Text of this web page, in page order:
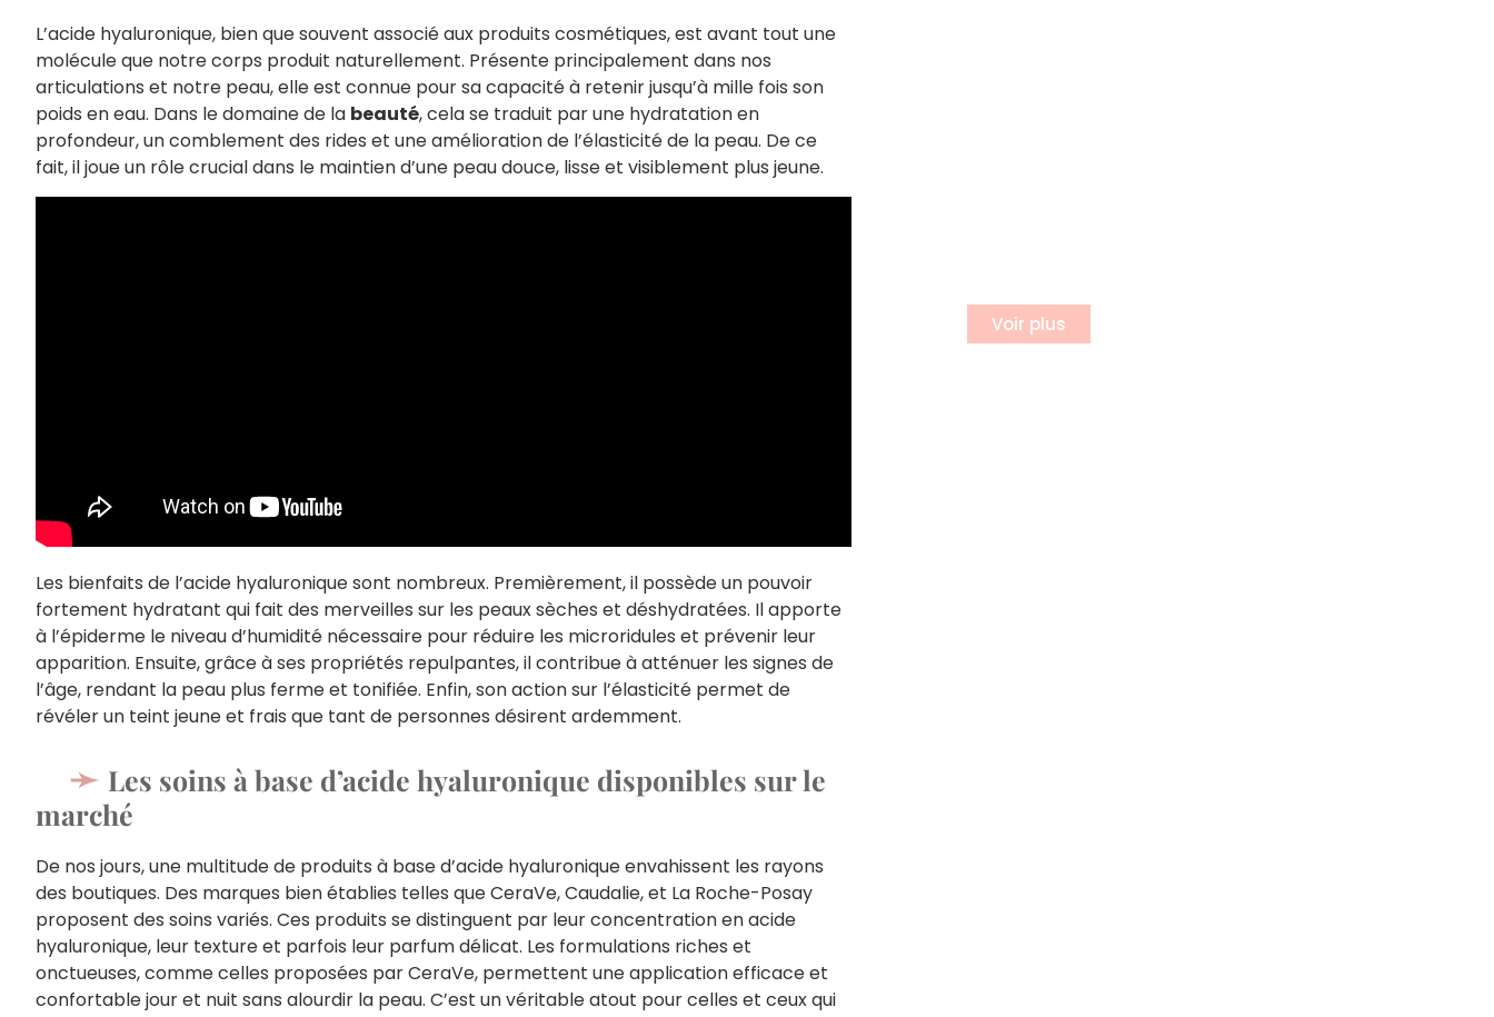
L’acide hyaluronique, bien que souvent associé aux produits cosmétiques, est avant tout une
molécule que notre corps produit naturellement. Présente principalement dans nos
articulations et notre peau, elle est connue pour sa capacité à retenir jusqu’à mille fois son
poids en eau. Dans le domaine de la beauté, cela se traduit par une hydratation en
profondeur, un comblement des rides et une amélioration de l’élasticité de la peau. De ce
fait, il joue un rôle crucial dans le maintien d’une peau douce, lisse et visiblement plus jeune.
Les bienfaits de l’acide hyaluronique sont nombreux. Premièrement, il possède un pouvoir
fortement hydratant qui fait des merveilles sur les peaux sèches et déshydratées. Il apporte
à l’épiderme le niveau d’humidité nécessaire pour réduire les microridules et prévenir leur
apparition. Ensuite, grâce à ses propriétés repulpantes, il contribue à atténuer les signes de
l’âge, rendant la peau plus ferme et tonifiée. Enfin, son action sur l’élasticité permet de
révéler un teint jeune et frais que tant de personnes désirent ardemment.
Les soins à base d’acide hyaluronique disponibles sur le
marché
De nos jours, une multitude de produits à base d’acide hyaluronique envahissent les rayons
des boutiques. Des marques bien établies telles que CeraVe, Caudalie, et La Roche-Posay
proposent des soins variés. Ces produits se distinguent par leur concentration en acide
hyaluronique, leur texture et parfois leur parfum délicat. Les formulations riches et
onctueuses, comme celles proposées par CeraVe, permettent une application efficace et
confortable jour et nuit sans alourdir la peau. C’est un véritable atout pour celles et ceux qui
Voir plus